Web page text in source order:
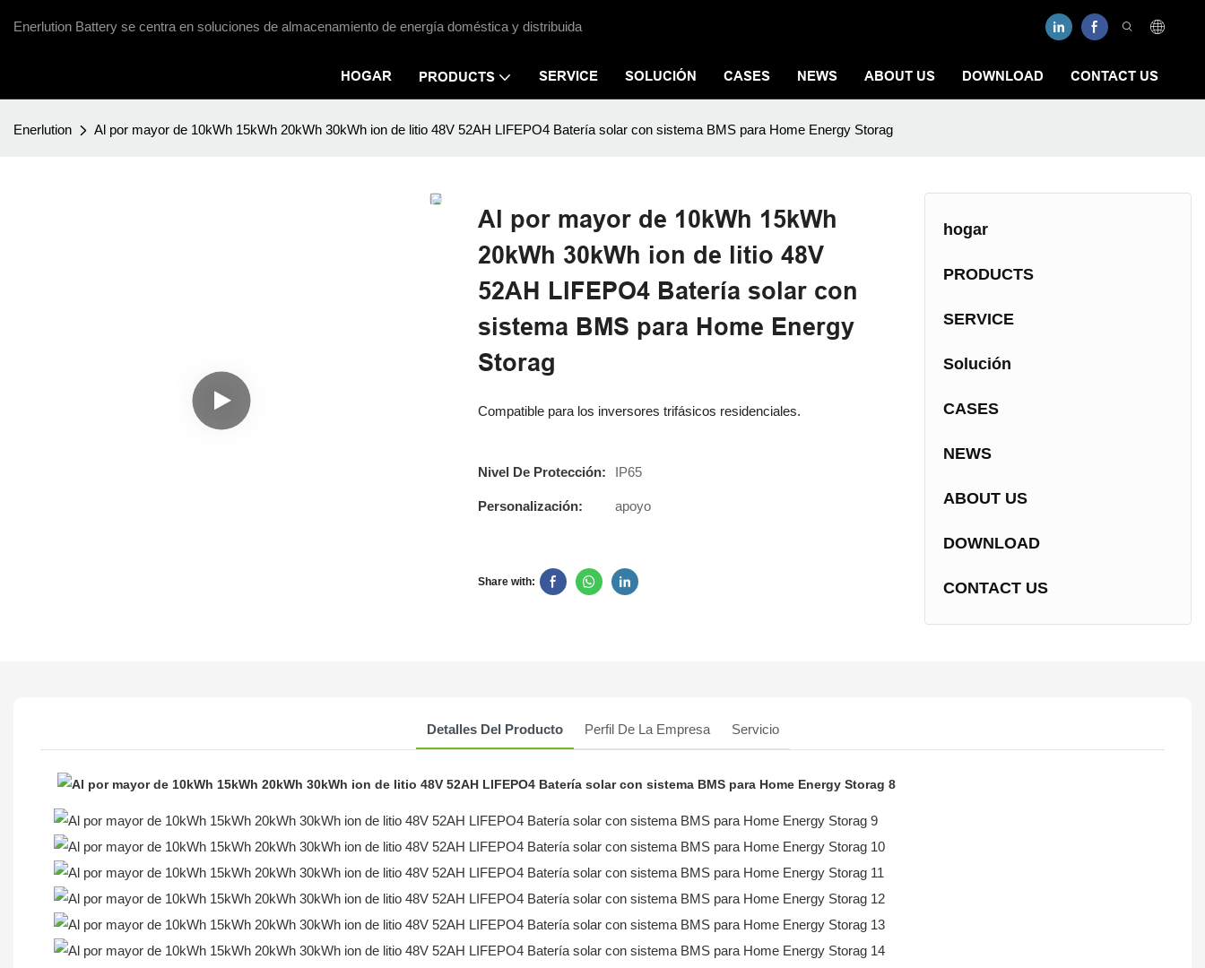
Enerlution Battery se centra en soluciones de almacenamiento de energía doméstica y distribuida
HOGAR PRODUCTS SERVICE SOLUCIÓN CASES NEWS ABOUT US DOWNLOAD CONTACT US
Enerlution Al por mayor de 10kWh 15kWh 20kWh 30kWh ion de litio 48V 52AH LIFEPO4 Batería solar con sistema BMS para Home Energy Storag
Al por mayor de 10kWh 15kWh
20kWh 30kWh ion de litio 48V
52AH LIFEPO4 Batería solar con
sistema BMS para Home Energy
Storag
Compatible para los inversores trifásicos residenciales.
Nivel De Protección: IP65
Personalización: apoyo
Share with:
hogar
PRODUCTS
SERVICE
Solución
CASES
NEWS
ABOUT US
DOWNLOAD
CONTACT US
Detalles Del Producto Perfil De La Empresa Servicio